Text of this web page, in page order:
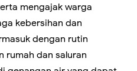
mengajak warga
kebersihan dan
dengan rutin
rumah dan saluran